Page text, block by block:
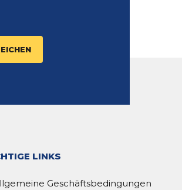
LINKS
Geschäftsbedingungen